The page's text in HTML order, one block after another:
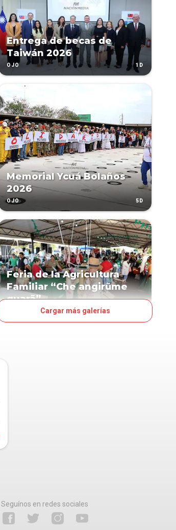
Entrega de becas de
Taiwán 2026
OJO 1D
Memorial Ycuá Bolaños
2026
OJO 5D
Feria de la Agricultura
Familiar “Che angirũme
guarã”
Cargar más galerías
Seguínos en redes sociales